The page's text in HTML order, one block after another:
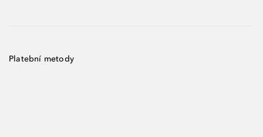
Platební metody